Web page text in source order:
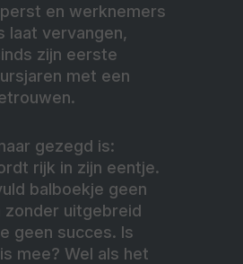
en werknemers
laat vervangen,
zijn eerste
met een
gezegd is:
rijk in zijn eentje.
balboekje geen
zonder uitgebreid
geen succes. Is
mee? Wel als het